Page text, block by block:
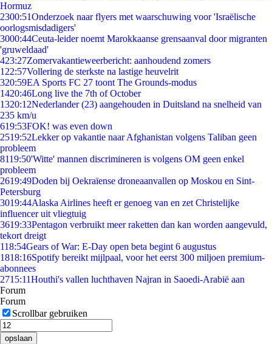
Hormuz
2300:51Onderzoek naar flyers met waarschuwing voor 'Israëlische
oorlogsmisdadigers'
3000:44Ceuta-leider noemt Marokkaanse grensaanval door migranten
'gruweldaad'
423:27Zomervakantieweerbericht: aanhoudend zomers
1 22:57Vollering de sterkste na lastige heuvelrit
320:59EA Sports FC 27 toont The Grounds-modus
1420:46Long live the 7th of October
1320:12Nederlander (23) aangehouden in Duitsland na snelheid van
235 km/u
619:53FOK! was even down
2519:52Lekker op vakantie naar Afghanistan volgens Taliban geen
probleem
8119:50'Witte' mannen discrimineren is volgens OM geen enkel
probleem
2619:49Doden bij Oekraïense droneaanvallen op Moskou en Sint-
Petersburg
3019:44Alaska Airlines heeft er genoeg van en zet Christelijke
influencer uit vliegtuig
3619:33Pentagon verbruikt meer raketten dan kan worden aangevuld,
tekort dreigt
118:54Gears of War: E-Day open beta begint 6 augustus
1818:16Spotify bereikt mijlpaal, voor het eerst 300 miljoen premium-
abonnees
2715:11Houthi's vallen luchthaven Najran in Saoedi-Arabië aan
Forum
Forum
Scrollbar gebruiken
opslaan